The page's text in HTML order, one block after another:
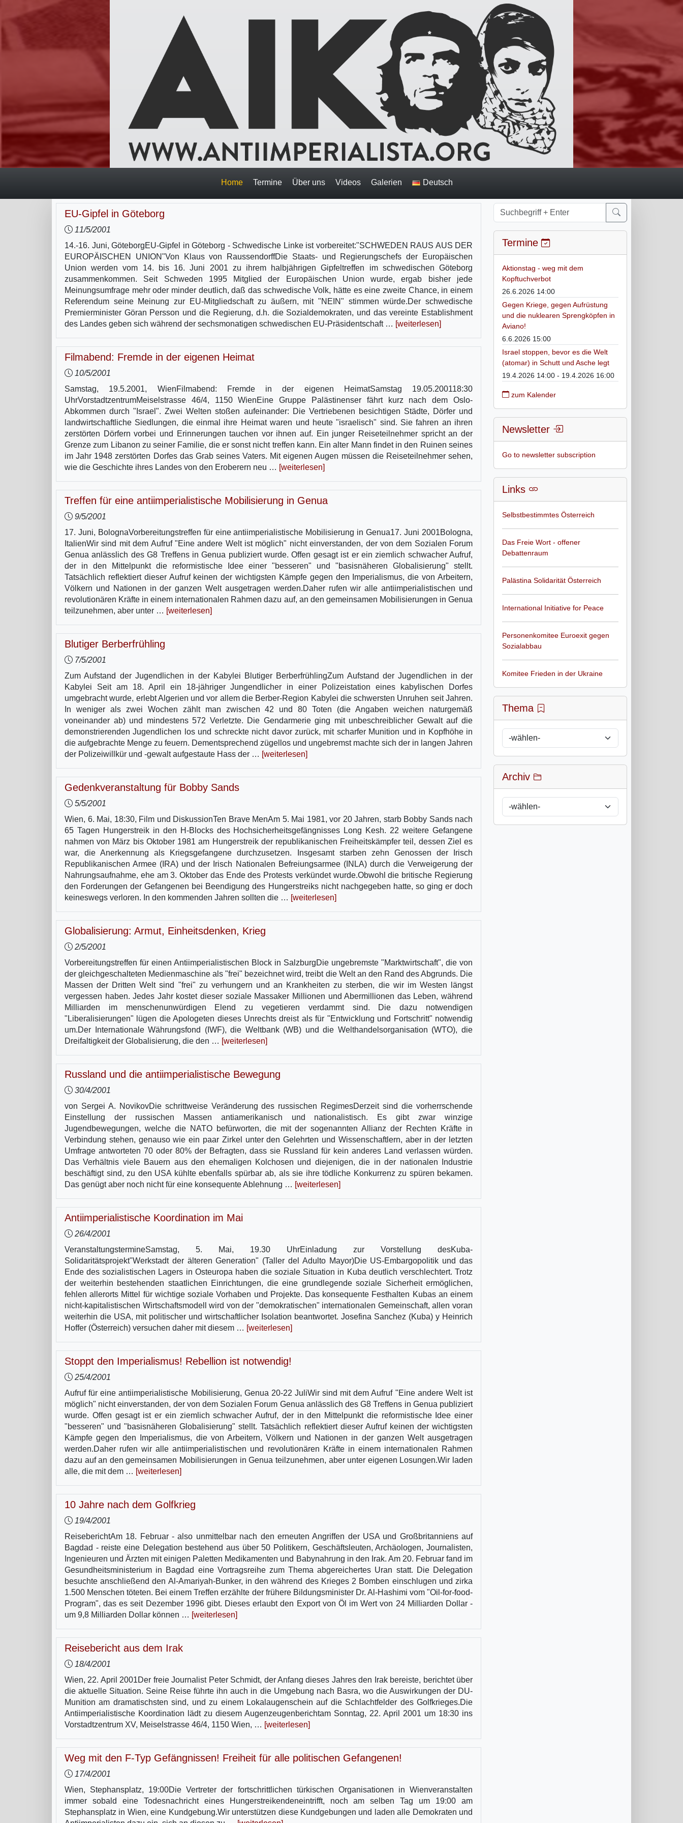
Home Termine Über uns Videos Galerien Deutsch
EU-Gipfel in Göteborg
11/5/2001
14.-16. Juni, GöteborgEU-Gipfel in Göteborg - Schwedische Linke ist vorbereitet:"SCHWEDEN RAUS AUS DER
EUROPÄISCHEN UNION"Von Klaus von RaussendorffDie Staats- und Regierungschefs der Europäischen
Union werden vom 14. bis 16. Juni 2001 zu ihrem halbjährigen Gipfeltreffen im schwedischen Göteborg
zusammenkommen. Seit Schweden 1995 Mitglied der Europäischen Union wurde, ergab bisher jede
Meinungsumfrage mehr oder minder deutlich, daß das schwedische Volk, hätte es eine zweite Chance, in einem
Referendum seine Meinung zur EU-Mitgliedschaft zu äußern, mit "NEIN" stimmen würde.Der schwedische
Premierminister Göran Persson und die Regierung, d.h. die Sozialdemokraten, und das vereinte Establishment
des Landes geben sich während der sechsmonatigen schwedischen EU-Präsidentschaft … [weiterlesen]
Filmabend: Fremde in der eigenen Heimat
10/5/2001
Samstag, 19.5.2001, WienFilmabend: Fremde in der eigenen HeimatSamstag 19.05.200118:30
UhrVorstadtzentrumMeiselstrasse 46/4, 1150 WienEine Gruppe Palästinenser fährt kurz nach dem Oslo-
Abkommen durch "Israel". Zwei Welten stoßen aufeinander: Die Vertriebenen besichtigen Städte, Dörfer und
landwirtschaftliche Siedlungen, die einmal ihre Heimat waren und heute "israelisch" sind. Sie fahren an ihren
zerstörten Dörfern vorbei und Erinnerungen tauchen vor ihnen auf. Ein junger Reiseteilnehmer spricht an der
Grenze zum Libanon zu seiner Familie, die er sonst nicht treffen kann. Ein alter Mann findet in den Ruinen seines
im Jahr 1948 zerstörten Dorfes das Grab seines Vaters. Mit eigenen Augen müssen die Reiseteilnehmer sehen,
wie die Geschichte ihres Landes von den Eroberern neu … [weiterlesen]
Treffen für eine antiimperialistische Mobilisierung in Genua
9/5/2001
17. Juni, BolognaVorbereitungstreffen für eine antiimperialistische Mobilisierung in Genua17. Juni 2001Bologna,
ItalienWir sind mit dem Aufruf "Eine andere Welt ist möglich" nicht einverstanden, der von dem Sozialen Forum
Genua anlässlich des G8 Treffens in Genua publiziert wurde. Offen gesagt ist er ein ziemlich schwacher Aufruf,
der in den Mittelpunkt die reformistische Idee einer "besseren" und "basisnäheren Globalisierung" stellt.
Tatsächlich reflektiert dieser Aufruf keinen der wichtigsten Kämpfe gegen den Imperialismus, die von Arbeitern,
Völkern und Nationen in der ganzen Welt ausgetragen werden.Daher rufen wir alle antiimperialistischen und
revolutionären Kräfte in einem internationalen Rahmen dazu auf, an den gemeinsamen Mobilisierungen in Genua
teilzunehmen, aber unter … [weiterlesen]
Blutiger Berberfrühling
7/5/2001
Zum Aufstand der Jugendlichen in der Kabylei Blutiger BerberfrühlingZum Aufstand der Jugendlichen in der
Kabylei Seit am 18. April ein 18-jähriger Jungendlicher in einer Polizeistation eines kabylischen Dorfes
umgebracht wurde, erlebt Algerien und vor allem die Berber-Region Kabylei die schwersten Unruhen seit Jahren.
In weniger als zwei Wochen zählt man zwischen 42 und 80 Toten (die Angaben weichen naturgemäß
voneinander ab) und mindestens 572 Verletzte. Die Gendarmerie ging mit unbeschreiblicher Gewalt auf die
demonstrierenden Jugendlichen los und schreckte nicht davor zurück, mit scharfer Munition und in Kopfhöhe in
die aufgebrachte Menge zu feuern. Dementsprechend zügellos und ungebremst machte sich der in langen Jahren
der Polizeiwillkür und -gewalt aufgestaute Hass der … [weiterlesen]
Gedenkveranstaltung für Bobby Sands
5/5/2001
Wien, 6. Mai, 18:30, Film und DiskussionTen Brave MenAm 5. Mai 1981, vor 20 Jahren, starb Bobby Sands nach
65 Tagen Hungerstreik in den H-Blocks des Hochsicherheitsgefängnisses Long Kesh. 22 weitere Gefangene
nahmen von März bis Oktober 1981 am Hungerstreik der republikanischen Freiheitskämpfer teil, dessen Ziel es
war, die Anerkennung als Kriegsgefangene durchzusetzen. Insgesamt starben zehn Genossen der Irisch
Republikanischen Armee (IRA) und der Irisch Nationalen Befreiungsarmee (INLA) durch die Verweigerung der
Nahrungsaufnahme, ehe am 3. Oktober das Ende des Protests verkündet wurde.Obwohl die britische Regierung
den Forderungen der Gefangenen bei Beendigung des Hungerstreiks nicht nachgegeben hatte, so ging er doch
keineswegs verloren. In den kommenden Jahren sollten die … [weiterlesen]
Globalisierung: Armut, Einheitsdenken, Krieg
2/5/2001
Vorbereitungstreffen für einen Antiimperialistischen Block in SalzburgDie ungebremste "Marktwirtschaft", die von
der gleichgeschalteten Medienmaschine als "frei" bezeichnet wird, treibt die Welt an den Rand des Abgrunds. Die
Massen der Dritten Welt sind "frei" zu verhungern und an Krankheiten zu sterben, die wir im Westen längst
vergessen haben. Jedes Jahr kostet dieser soziale Massaker Millionen und Abermillionen das Leben, während
Milliarden im menschenunwürdigen Elend zu vegetieren verdammt sind. Die dazu notwendigen
"Liberalisierungen" lügen die Apologeten dieses Unrechts dreist als für "Entwicklung und Fortschritt" notwendig
um.Der Internationale Währungsfond (IWF), die Weltbank (WB) und die Welthandelsorganisation (WTO), die
Dreifaltigkeit der Globalisierung, die den … [weiterlesen]
Russland und die antiimperialistische Bewegung
30/4/2001
von Sergei A. NovikovDie schrittweise Veränderung des russischen RegimesDerzeit sind die vorherrschende
Einstellung der russischen Massen antiamerikanisch und nationalistisch. Es gibt zwar winzige
Jugendbewegungen, welche die NATO befürworten, die mit der sogenannten Allianz der Rechten Kräfte in
Verbindung stehen, genauso wie ein paar Zirkel unter den Gelehrten und Wissenschaftlern, aber in der letzten
Umfrage antworteten 70 oder 80% der Befragten, dass sie Russland für kein anderes Land verlassen würden.
Das Verhältnis viele Bauern aus den ehemaligen Kolchosen und diejenigen, die in der nationalen Industrie
beschäftigt sind, zu den USA kühlte ebenfalls spürbar ab, als sie ihre tödliche Konkurrenz zu spüren bekamen.
Das genügt aber noch nicht für eine konsequente Ablehnung … [weiterlesen]
Antiimperialistische Koordination im Mai
26/4/2001
VeranstaltungstermineSamstag, 5. Mai, 19.30 UhrEinladung zur Vorstellung desKuba-
Solidaritätsprojekt"Werkstadt der älteren Generation" (Taller del Adulto Mayor)Die US-Embargopolitik und das
Ende des sozialistischen Lagers in Osteuropa haben die soziale Situation in Kuba deutlich verschlechtert. Trotz
der weiterhin bestehenden staatlichen Einrichtungen, die eine grundlegende soziale Sicherheit ermöglichen,
fehlen allerorts Mittel für wichtige soziale Vorhaben und Projekte. Das konsequente Festhalten Kubas an einem
nicht-kapitalistischen Wirtschaftsmodell wird von der "demokratischen" internationalen Gemeinschaft, allen voran
weiterhin die USA, mit politischer und wirtschaftlicher Isolation beantwortet. Josefina Sanchez (Kuba) y Heinrich
Hoffer (Österreich) versuchen daher mit diesem … [weiterlesen]
Stoppt den Imperialismus! Rebellion ist notwendig!
25/4/2001
Aufruf für eine antiimperialistische Mobilisierung, Genua 20-22 JuliWir sind mit dem Aufruf "Eine andere Welt ist
möglich" nicht einverstanden, der von dem Sozialen Forum Genua anlässlich des G8 Treffens in Genua publiziert
wurde. Offen gesagt ist er ein ziemlich schwacher Aufruf, der in den Mittelpunkt die reformistische Idee einer
"besseren" und "basisnäheren Globalisierung" stellt. Tatsächlich reflektiert dieser Aufruf keinen der wichtigsten
Kämpfe gegen den Imperialismus, die von Arbeitern, Völkern und Nationen in der ganzen Welt ausgetragen
werden.Daher rufen wir alle antiimperialistischen und revolutionären Kräfte in einem internationalen Rahmen
dazu auf an den gemeinsamen Mobilisierungen in Genua teilzunehmen, aber unter eigenen Losungen.Wir laden
alle, die mit dem … [weiterlesen]
10 Jahre nach dem Golfkrieg
19/4/2001
ReiseberichtAm 18. Februar - also unmittelbar nach den erneuten Angriffen der USA und Großbritanniens auf
Bagdad - reiste eine Delegation bestehend aus über 50 Politikern, Geschäftsleuten, Archäologen, Journalisten,
Ingenieuren und Ärzten mit einigen Paletten Medikamenten und Babynahrung in den Irak. Am 20. Februar fand im
Gesundheitsministerium in Bagdad eine Vortragsreihe zum Thema abgereichertes Uran statt. Die Delegation
besuchte anschließend den Al-Amariyah-Bunker, in den während des Krieges 2 Bomben einschlugen und zirka
1.500 Menschen töteten. Bei einem Treffen erzählte der frühere Bildungsminister Dr. Al-Hashimi vom "Oil-for-food-
Program", das es seit Dezember 1996 gibt. Dieses erlaubt den Export von Öl im Wert von 24 Milliarden Dollar -
um 9,8 Milliarden Dollar können … [weiterlesen]
Reisebericht aus dem Irak
18/4/2001
Wien, 22. April 2001Der freie Journalist Peter Schmidt, der Anfang dieses Jahres den Irak bereiste, berichtet über
die aktuelle Situation. Seine Reise führte ihn auch in die Umgebung nach Basra, wo die Auswirkungen der DU-
Munition am dramatischsten sind, und zu einem Lokalaugenschein auf die Schlachtfelder des Golfkrieges.Die
Antiimperialistische Koordination lädt zu diesem Augenzeugenberichtam Sonntag, 22. April 2001 um 18:30 ins
Vorstadtzentrum XV, Meiselstrasse 46/4, 1150 Wien, … [weiterlesen]
Weg mit den F-Typ Gefängnissen! Freiheit für alle politischen Gefangenen!
17/4/2001
Wien, Stephansplatz, 19:00Die Vertreter der fortschrittlichen türkischen Organisationen in Wienveranstalten
immer sobald eine Todesnachricht eines Hungerstreikendeneintrifft, noch am selben Tag um 19:00 am
Stephansplatz in Wien, eine Kundgebung.Wir unterstützen diese Kundgebungen und laden alle Demokraten und
Termine
Aktionstag - weg mit dem
Kopftuchverbot
26.6.2026 14:00
Gegen Kriege, gegen Aufrüstung
und die nuklearen Sprengköpfen in
Aviano!
6.6.2026 15:00
Israel stoppen, bevor es die Welt
(atomar) in Schutt und Asche legt
19.4.2026 14:00 - 19.4.2026 16:00
zum Kalender
Newsletter
Go to newsletter subscription
Links
Selbstbestimmtes Österreich
Das Freie Wort - offener
Debattenraum
Palästina Solidarität Österreich
International Initiative for Peace
Personenkomitee Euroexit gegen
Sozialabbau
Komitee Frieden in der Ukraine
Thema
Archiv